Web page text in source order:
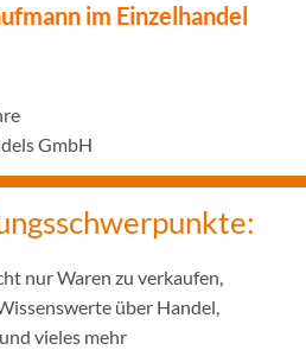
im Einzelhandel
GmbH
nur Waren zu verkaufen,
über Handel,
vieles mehr